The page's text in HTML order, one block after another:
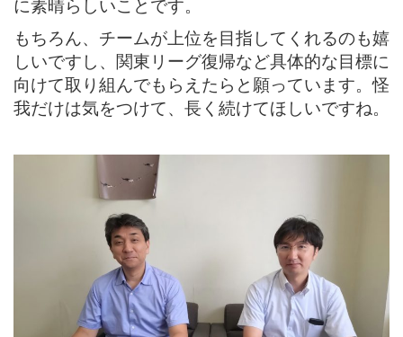
に素晴らしいことです。
もちろん、チームが上位を目指してくれるのも嬉
しいですし、関東リーグ復帰など具体的な目標に
向けて取り組んでもらえたらと願っています。怪
我だけは気をつけて、長く続けてほしいですね。